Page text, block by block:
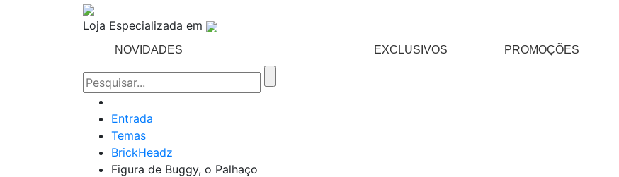
Loja Especializada em
NOVIDADES EXCLUSIVOS PROMOÇÕES
Entrada
Temas
BrickHeadz
Figura de Buggy, o Palhaço